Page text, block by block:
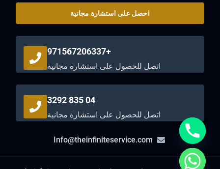
احصل على استشارة مجانية
+971567206337
اتصل للحصول على استشارة مجانية
04 835 3292
اتصل للحصول على استشارة مجانية
Info@theinfiniteservice.com